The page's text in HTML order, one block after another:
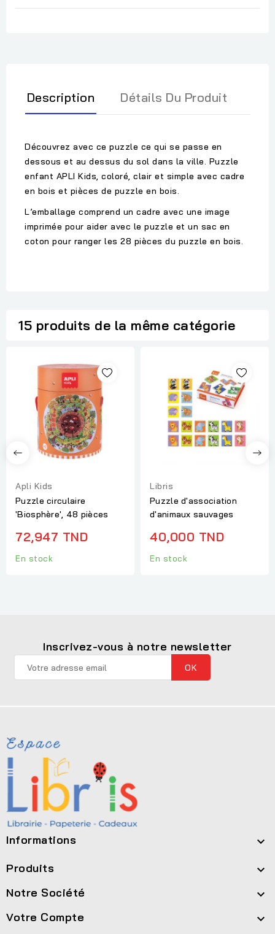
Description Détails Du Produit
Découvrez avec ce puzzle ce qui se passe en
dessous et au dessus du sol dans la ville. Puzzle
enfant APLI Kids, coloré, clair et simple avec cadre
en bois et pièces de puzzle en bois.
L’emballage comprend un cadre avec une image
imprimée pour aider avec le puzzle et un sac en
coton pour ranger les 28 pièces du puzzle en bois.
15 produits de la même catégorie
Apli Kids
Puzzle circulaire
'Biosphère', 48 pièces
72,947 TND
En stock
Libris
Puzzle d'association
d'animaux sauvages
40,000 TND
En stock
Inscrivez-vous à notre newsletter
Informations 
Produits 
Notre Société 
Votre Compte 